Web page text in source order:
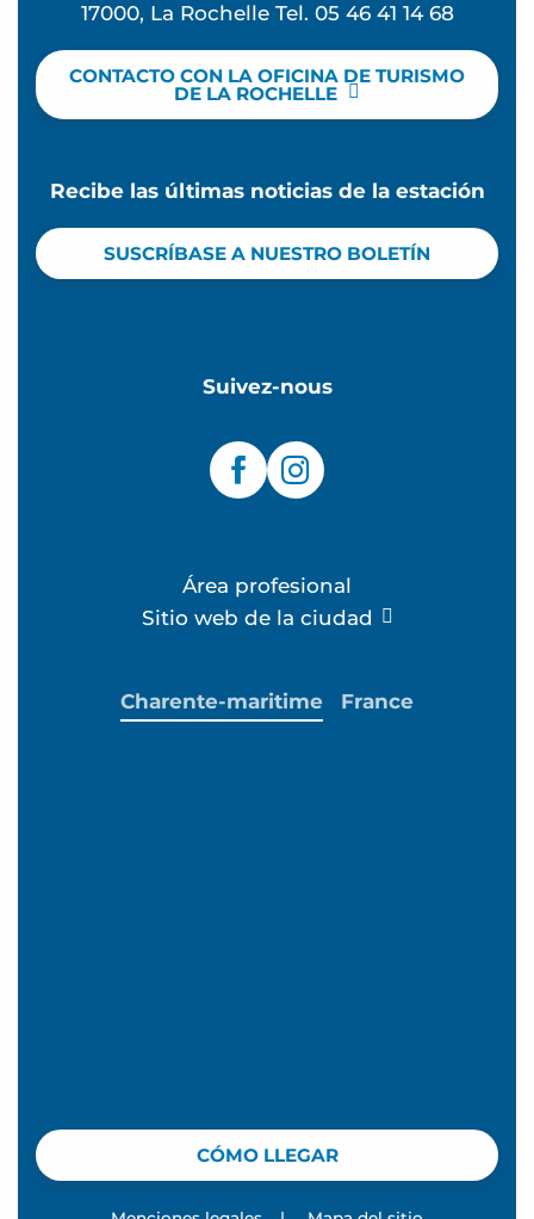
17000, La Rochelle Tel. 05 46 41 14 68
CONTACTO CON LA OFICINA DE TURISMO
DE LA ROCHELLE
Recibe las últimas noticias de la estación
SUSCRÍBASE A NUESTRO BOLETÍN
Suivez-nous
Área profesional
Sitio web de la ciudad
CÓMO LLEGAR
Charente-maritime France